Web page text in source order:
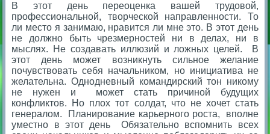
В этот день переоценка вашей трудовой,
профессиональной, творческой направленности. То
ли место я занимаю, нравится ли мне это. В этот день
не должно быть чрезмерностей ни в делах, ни в
мыслях. Не создавать иллюзий и ложных целей. В
этот день может возникнуть сильное желание
почувствовать себя начальником, но инициатива не
желательна. Однодневный командирский тон никому
не нужен и может стать причиной будущих
конфликтов. Но плох тот солдат, что не хочет стать
генералом. Планирование карьерного роста, вполне
уместно в этот день Обязательно вспомнить всех